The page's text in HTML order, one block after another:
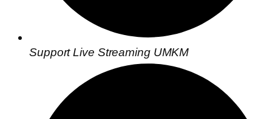
Support Live Streaming UMKM